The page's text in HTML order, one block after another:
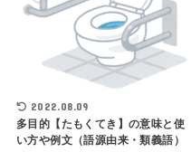
2022.08.09
多目的【たもくてき】の意味と使
い方や例文（語源由来・類義語）